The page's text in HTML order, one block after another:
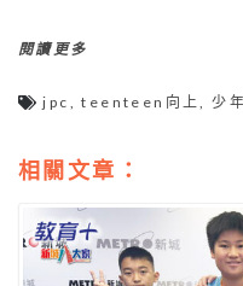
閱讀更多
jpc ,teenteen向上 ,少
相關文章：